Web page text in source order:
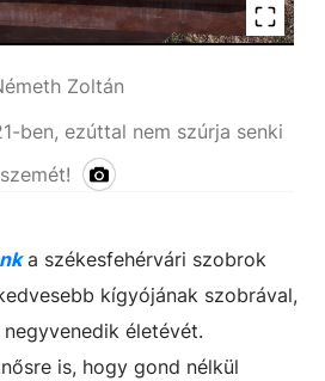
Zoltán
ben, ezúttal nem szúrja senki
szemét!
a székesfehérvári szobrok
kígyójának szobrával,
életévét.
is, hogy gond nélkül